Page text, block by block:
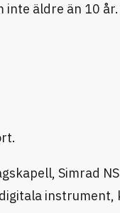
äldre än 10
Simrad
instrument,